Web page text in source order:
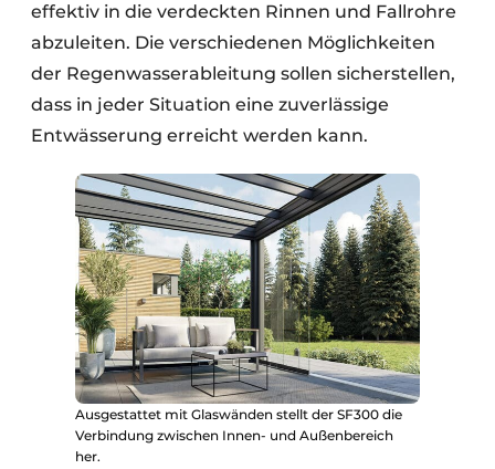
effektiv in die verdeckten Rinnen und Fallrohre
abzuleiten. Die verschiedenen Möglichkeiten
der Regenwasserableitung sollen sicherstellen,
dass in jeder Situation eine zuverlässige
Entwässerung erreicht werden kann.
Ausgestattet mit Glaswänden stellt der SF300 die
Verbindung zwischen Innen- und Außenbereich
her.